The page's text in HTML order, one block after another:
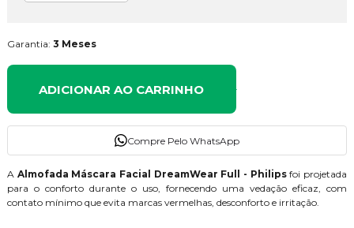
Garantia: 3 Meses
ADICIONAR AO CARRINHO
Compre Pelo WhatsApp
A Almofada Máscara Facial DreamWear Full - Philipsfoi projetada
para o conforto durante o uso, fornecendo uma vedação eficaz, com
contato mínimo que evita marcas vermelhas, desconforto e irritação.